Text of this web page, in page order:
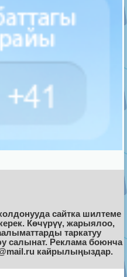
сайтка шилтеме
Көчүрүү, жарыялоо,
таркатуу
салынат. Реклама боюнча
кайрылыңыздар.